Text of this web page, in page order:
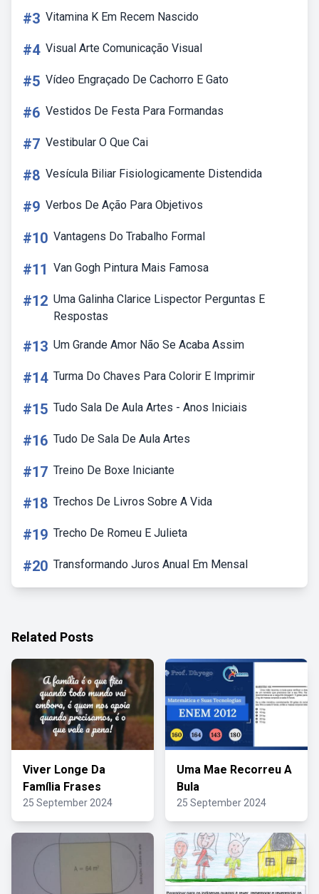
#3 Vitamina K Em Recem Nascido
#4 Visual Arte Comunicação Visual
#5 Vídeo Engraçado De Cachorro E Gato
#6 Vestidos De Festa Para Formandas
#7 Vestibular O Que Cai
#8 Vesícula Biliar Fisiologicamente Distendida
#9 Verbos De Ação Para Objetivos
#10 Vantagens Do Trabalho Formal
#11 Van Gogh Pintura Mais Famosa
#12 Uma Galinha Clarice Lispector Perguntas E
Respostas
#13 Um Grande Amor Não Se Acaba Assim
#14 Turma Do Chaves Para Colorir E Imprimir
#15 Tudo Sala De Aula Artes - Anos Iniciais
#16 Tudo De Sala De Aula Artes
#17 Treino De Boxe Iniciante
#18 Trechos De Livros Sobre A Vida
#19 Trecho De Romeu E Julieta
#20 Transformando Juros Anual Em Mensal
Related Posts
Viver Longe Da
Família Frases
25 September 2024
Uma Mae Recorreu A
Bula
25 September 2024